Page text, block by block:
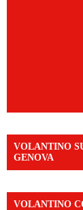
VOLANTINO
GENOVA
VOLANTINO